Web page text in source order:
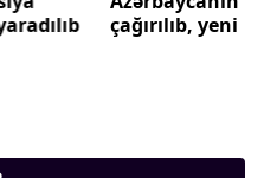
təyin olunub